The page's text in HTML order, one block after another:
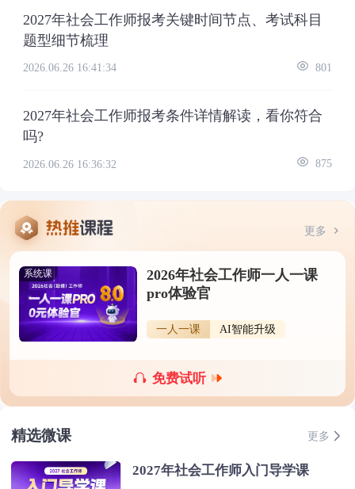
2027年社会工作师报考关键时间节点、考试科目
题型细节梳理
2026.06.26 16:41:34 801
2027年社会工作师报考条件详情解读，看你符合
吗?
2026.06.26 16:36:32 875
更多
系统课
2026年社会工作师一人一课
pro体验官
一人一课 AI智能升级
免费试听
精选微课 更多
2027年社会工作师入门导学课